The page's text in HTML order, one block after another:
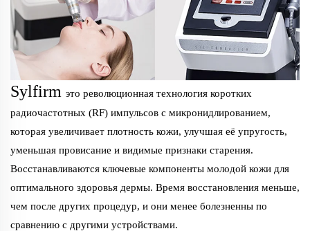
Sylfirm это революционная технология коротких
радиочастотных (RF) импульсов с микронидлированием,
которая увеличивает плотность кожи, улучшая её упругость,
уменьшая провисание и видимые признаки старения.
Восстанавливаются ключевые компоненты молодой кожи для
оптимального здоровья дермы. Время восстановления меньше,
чем после других процедур, и они менее болезненны по
сравнению с другими устройствами.